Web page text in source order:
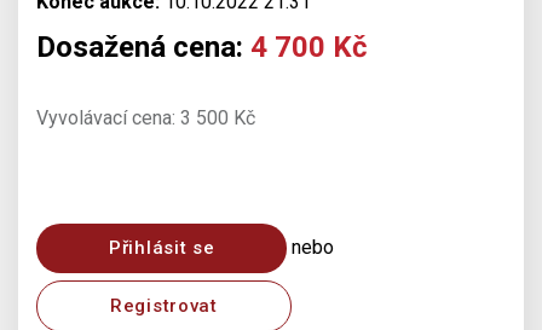
Dosažená cena: 4 700 Kč
Vyvolávací cena: 3 500 Kč
Přihlásit se nebo
Registrovat